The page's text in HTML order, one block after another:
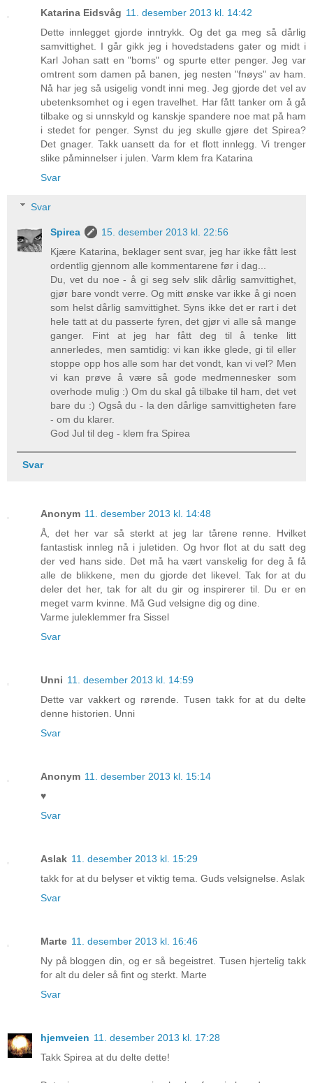
Katarina Eidsvåg 11. desember 2013 kl. 14:42
Dette innlegget gjorde inntrykk. Og det ga meg så dårlig
samvittighet. I går gikk jeg i hovedstadens gater og midt i
Karl Johan satt en "boms" og spurte etter penger. Jeg var
omtrent som damen på banen, jeg nesten "fnøys" av ham.
Nå har jeg så usigelig vondt inni meg. Jeg gjorde det vel av
ubetenksomhet og i egen travelhet. Har fått tanker om å gå
tilbake og si unnskyld og kanskje spandere noe mat på ham
i stedet for penger. Synst du jeg skulle gjøre det Spirea?
Det gnager. Takk uansett da for et flott innlegg. Vi trenger
slike påminnelser i julen. Varm klem fra Katarina
Svar
Svar
Spirea
15. desember 2013 kl. 22:56
Kjære Katarina, beklager sent svar, jeg har ikke fått lest
ordentlig gjennom alle kommentarene før i dag...
Du, vet du noe - å gi seg selv slik dårlig samvittighet,
gjør bare vondt verre. Og mitt ønske var ikke å gi noen
som helst dårlig samvittighet. Syns ikke det er rart i det
hele tatt at du passerte fyren, det gjør vi alle så mange
ganger. Fint at jeg har fått deg til å tenke litt
annerledes, men samtidig: vi kan ikke glede, gi til eller
stoppe opp hos alle som har det vondt, kan vi vel? Men
vi kan prøve å være så gode medmennesker som
overhode mulig :) Om du skal gå tilbake til ham, det vet
bare du :) Også du - la den dårlige samvittigheten fare
- om du klarer.
God Jul til deg - klem fra Spirea
Svar
Anonym 11. desember 2013 kl. 14:48
Å, det her var så sterkt at jeg lar tårene renne. Hvilket
fantastisk innleg nå i juletiden. Og hvor flot at du satt deg
der ved hans side. Det må ha vært vanskelig for deg å få
alle de blikkene, men du gjorde det likevel. Tak for at du
deler det her, tak for alt du gir og inspirerer til. Du er en
meget varm kvinne. Må Gud velsigne dig og dine.
Varme juleklemmer fra Sissel
Svar
Unni 11. desember 2013 kl. 14:59
Dette var vakkert og rørende. Tusen takk for at du delte
denne historien. Unni
Svar
Anonym 11. desember 2013 kl. 15:14
♥
Svar
Aslak 11. desember 2013 kl. 15:29
takk for at du belyser et viktig tema. Guds velsignelse. Aslak
Svar
Marte 11. desember 2013 kl. 16:46
Ny på bloggen din, og er så begeistret. Tusen hjertelig takk
for alt du deler så fint og sterkt. Marte
Svar
hjemveien 11. desember 2013 kl. 17:28
Takk Spirea at du delte dette!